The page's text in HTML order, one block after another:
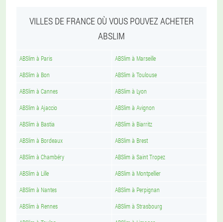
VILLES DE FRANCE OÙ VOUS POUVEZ ACHETER
ABSLIM
ABSlim à Paris ABSlim à Marseille
ABSlim à Bon ABSlim à Toulouse
ABSlim à Cannes ABSlim à Lyon
ABSlim à Ajaccio ABSlim à Avignon
ABSlim à Bastia ABSlim à Biarritz
ABSlim à Bordeaux ABSlim à Brest
ABSlim à Chambéry ABSlim à Saint Tropez
ABSlim à Lille ABSlim à Montpellier
ABSlim à Nantes ABSlim à Perpignan
ABSlim à Rennes ABSlim à Strasbourg